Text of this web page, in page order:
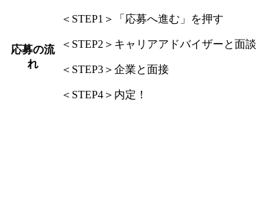
応募の流
れ
＜STEP1＞「応募へ進む」を押す
＜STEP2＞キャリアアドバイザーと面談
＜STEP3＞企業と面接
＜STEP4＞内定！